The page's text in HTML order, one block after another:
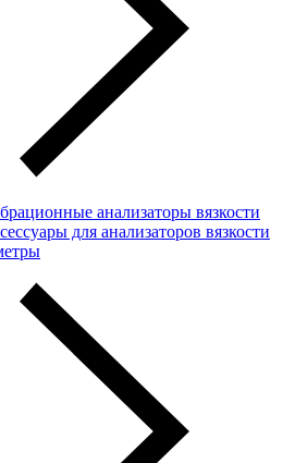
анализаторы вязкости
для анализаторов вязкости